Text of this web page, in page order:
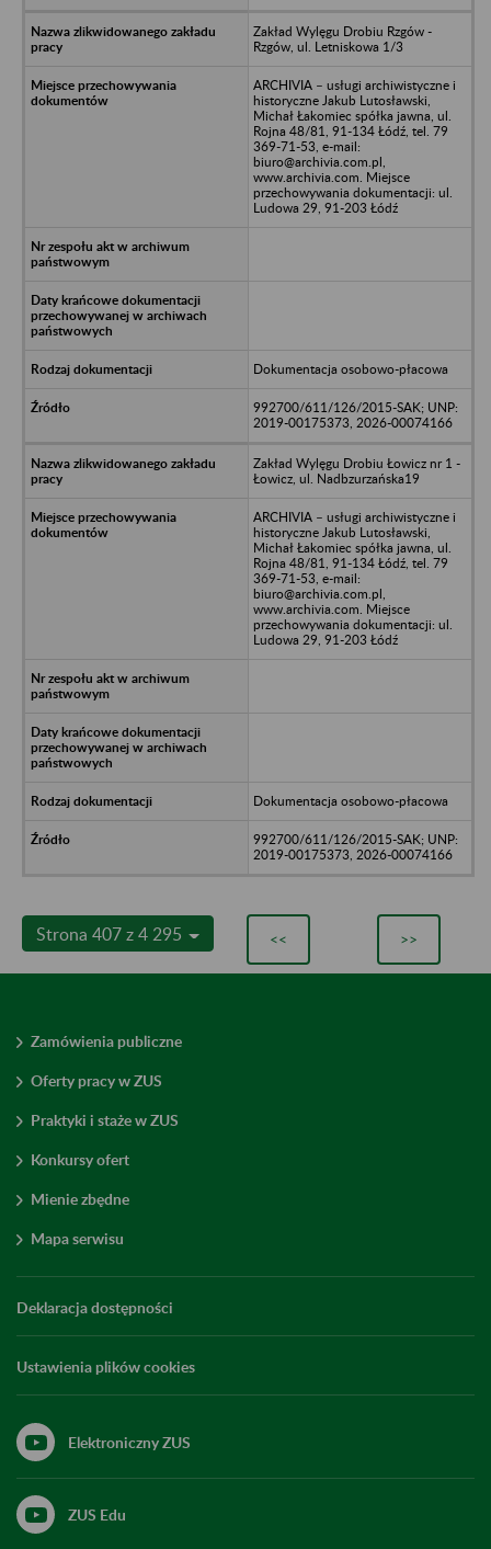
Zakład Wylęgu Drobiu Rzgów -
Rzgów, ul. Letniskowa 1/3
ARCHIVIA – usługi archiwistyczne i
historyczne Jakub Lutosławski,
Michał Łakomiec spółka jawna, ul.
Rojna 48/81, 91-134 Łódź, tel. 79
369-71-53, e-mail:
biuro@archivia.com.pl,
www.archivia.com. Miejsce
przechowywania dokumentacji: ul.
Ludowa 29, 91-203 Łódź
Dokumentacja osobowo-płacowa
992700/611/126/2015-SAK; UNP:
2019-00175373, 2026-00074166
Zakład Wylęgu Drobiu Łowicz nr 1 -
Łowicz, ul. Nadbzurzańska19
ARCHIVIA – usługi archiwistyczne i
historyczne Jakub Lutosławski,
Michał Łakomiec spółka jawna, ul.
Rojna 48/81, 91-134 Łódź, tel. 79
369-71-53, e-mail:
biuro@archivia.com.pl,
www.archivia.com. Miejsce
przechowywania dokumentacji: ul.
Ludowa 29, 91-203 Łódź
Dokumentacja osobowo-płacowa
992700/611/126/2015-SAK; UNP:
2019-00175373, 2026-00074166
Strona 407 z 4 295 << >>
Zamówienia publiczne
Oferty pracy w ZUS
Praktyki i staże w ZUS
Konkursy ofert
Mienie zbędne
Mapa serwisu
Deklaracja dostępności
Ustawienia plików cookies
Elektroniczny ZUS
ZUS Edu